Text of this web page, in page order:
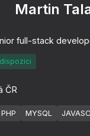
Martin
full-stack
ČR
PHP MYSQL